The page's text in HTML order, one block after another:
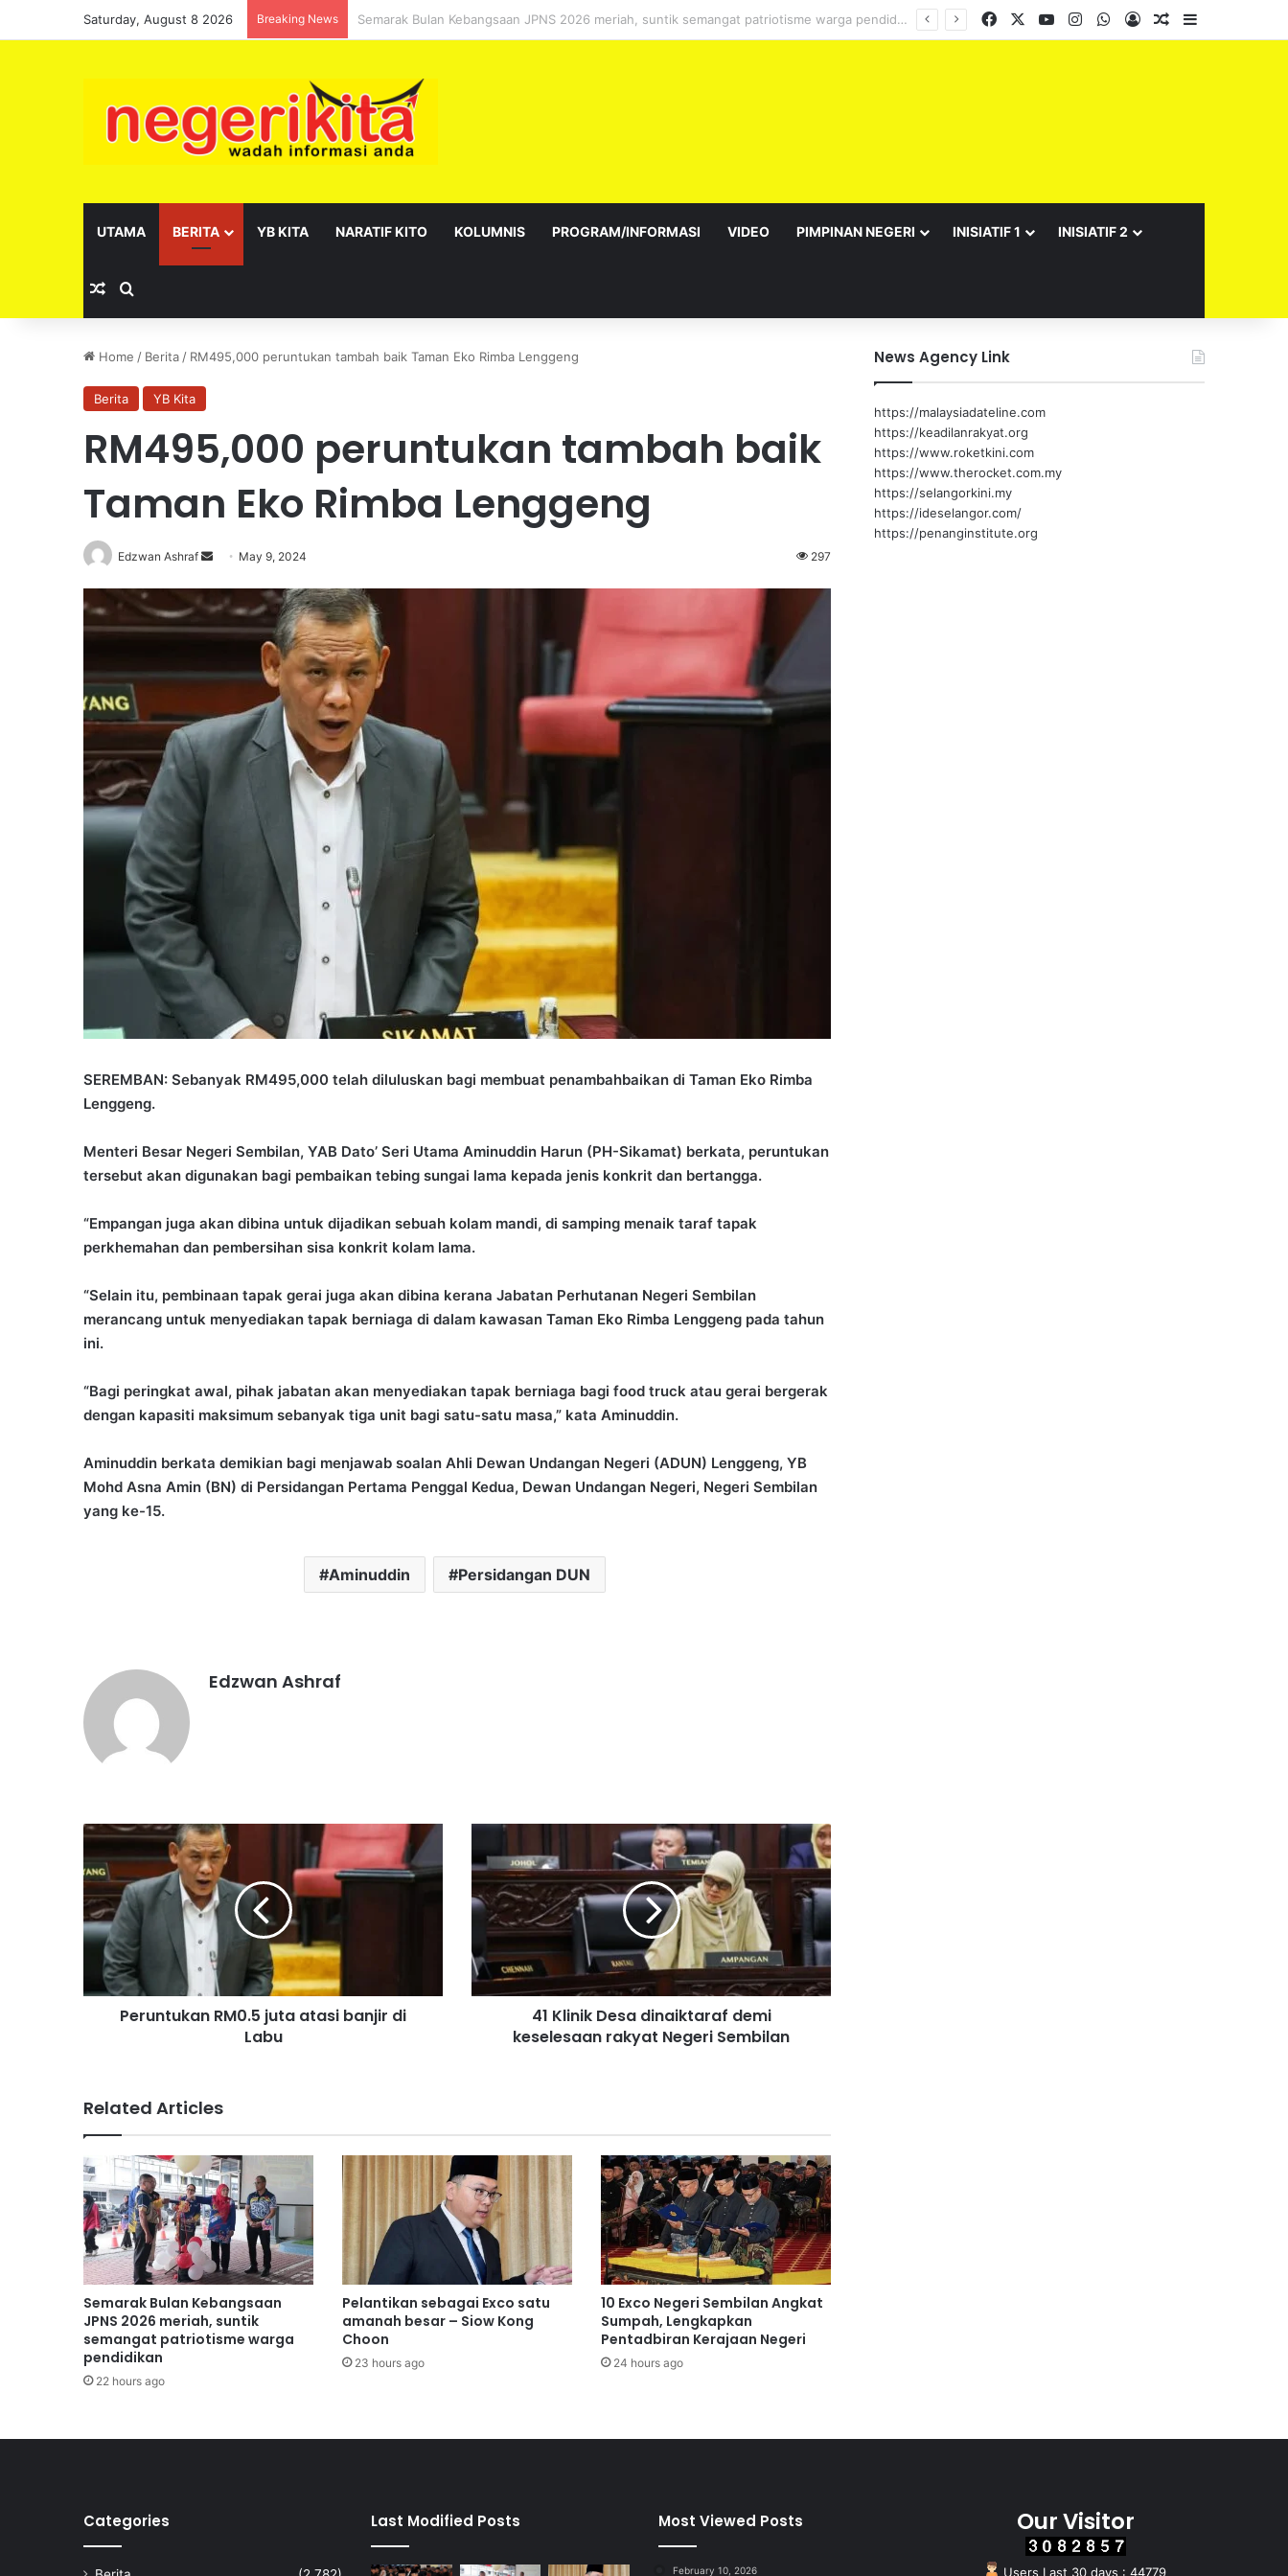
Saturday, August 8 2026 Breaking News Pelantikan sebagai Exco satu amanah besar – Siow Kong Choon Facebook YouTubeInstagramWhatsApp
Log InRandom Article
UTAMA BERITA YB KITA NARATIF KITO KOLUMNIS PROGRAM/INFORMASI VIDEO PIMPINAN NEGERI INISIATIF 1 INISIATIF 2
Random Article
Home / Berita / RM495,000 peruntukan tambah baik Taman Eko Rimba Lenggeng
Berita YB Kita
RM495,000 peruntukan tambah baik
Taman Eko Rimba Lenggeng
Edzwan Ashraf
n
d
n
m
a
May 9, 2024 297
SEREMBAN: Sebanyak RM495,000 telah diluluskan bagi membuat penambahbaikan di Taman Eko Rimba
Lenggeng.
Menteri Besar Negeri Sembilan, YAB Dato’ Seri Utama Aminuddin Harun (PH-Sikamat) berkata, peruntukan
tersebut akan digunakan bagi pembaikan tebing sungai lama kepada jenis konkrit dan bertangga.
“Empangan juga akan dibina untuk dijadikan sebuah kolam mandi, di samping menaik taraf tapak
perkhemahan dan pembersihan sisa konkrit kolam lama.
“Selain itu, pembinaan tapak gerai juga akan dibina kerana Jabatan Perhutanan Negeri Sembilan
merancang untuk menyediakan tapak berniaga di dalam kawasan Taman Eko Rimba Lenggeng pada tahun
ini.
“Bagi peringkat awal, pihak jabatan akan menyediakan tapak berniaga bagi food truck atau gerai bergerak
dengan kapasiti maksimum sebanyak tiga unit bagi satu-satu masa,” kata Aminuddin.
Aminuddin berkata demikian bagi menjawab soalan Ahli Dewan Undangan Negeri (ADUN) Lenggeng, YB
Mohd Asna Amin (BN) di Persidangan Pertama Penggal Kedua, Dewan Undangan Negeri, Negeri Sembilan
yang ke-15.
Aminuddin Persidangan DUN
Edzwan Ashraf
P
r
u
n
t
a
5
j
u
t
a
a
t
a
s
i
b
a
n
j
d
b
Peruntukan RM0.5 juta atasi banjir di
Labu
K
l
i
i
k
D
a
i
k
t
a
r
a
f
d
e
e
a
41 Klinik Desa dinaiktaraf demi
keselesaan rakyat Negeri Sembilan
Related Articles
Semarak Bulan Kebangsaan
JPNS 2026 meriah, suntik
semangat patriotisme warga
pendidikan
22 hours ago
Pelantikan sebagai Exco satu
amanah besar – Siow Kong
Choon
23 hours ago
10 Exco Negeri Sembilan Angkat
Sumpah, Lengkapkan
Pentadbiran Kerajaan Negeri
24 hours ago
News Agency Link
https://malaysiadateline.com
https://keadilanrakyat.org
https://www.roketkini.com
https://www.therocket.com.my
https://selangorkini.my
https://ideselangor.com/
https://penanginstitute.org
Categories Last Modified Posts Most Viewed Posts
February 10, 2026
Our Visitor
Users Last 30 days : 44779